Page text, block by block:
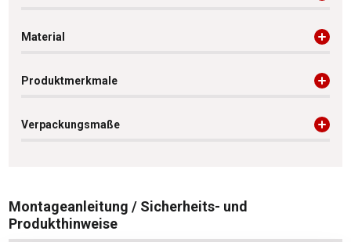
Material
Produktmerkmale
Verpackungsmaße
Montageanleitung / Sicherheits- und
Produkthinweise